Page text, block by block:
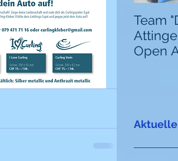
Team
Attinger"
Open